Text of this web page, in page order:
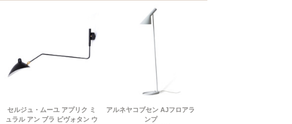
セルジュ・ムーユ アプリク ミ
ュラル アン ブラ ピヴォタン ウ
アルネヤコブセン AJフロアラ
ンプ